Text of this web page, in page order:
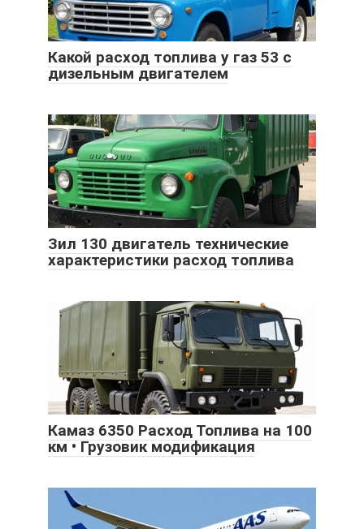
Какой расход топлива у газ 53 с
дизельным двигателем
Зил 130 двигатель технические
характеристики расход топлива
Камаз 6350 Расход Топлива на 100
км • Грузовик модификация